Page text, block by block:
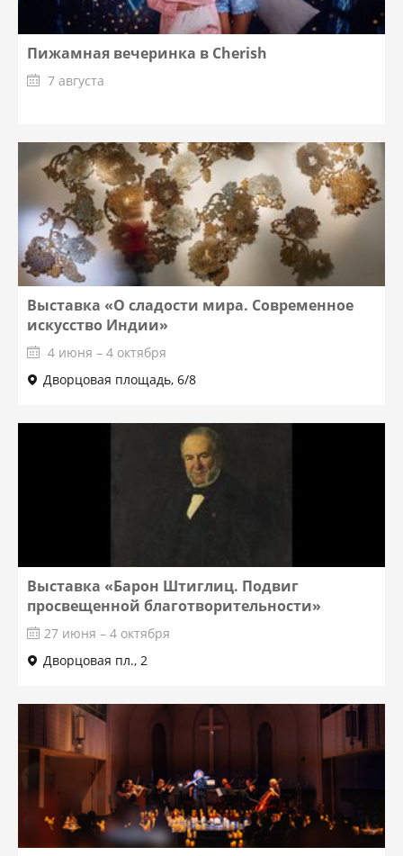
Пижамная вечеринка в Cherish
7 августа
Выставка «О сладости мира. Современное
искусство Индии»
4 июня – 4 октября
Дворцовая площадь, 6/8
Выставка «Барон Штиглиц. Подвиг
просвещенной благотворительности»
27 июня – 4 октября
Дворцовая пл., 2